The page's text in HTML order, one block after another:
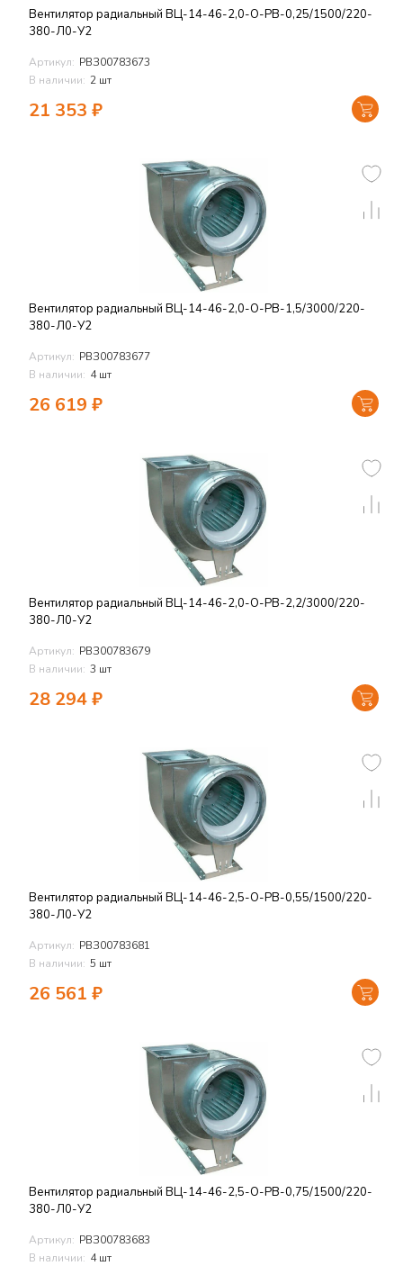
Вентилятор радиальный ВЦ-14-46-2,0-О-РВ-0,25/1500/220-
380-Л0-У2
Артикул: РВЗ00783673
В наличии: 2 шт
21 353 ₽
Вентилятор радиальный ВЦ-14-46-2,0-О-РВ-1,5/3000/220-
380-Л0-У2
Артикул: РВЗ00783677
В наличии: 4 шт
26 619 ₽
Вентилятор радиальный ВЦ-14-46-2,0-О-РВ-2,2/3000/220-
380-Л0-У2
Артикул: РВЗ00783679
В наличии: 3 шт
28 294₽
Вентилятор радиальный ВЦ-14-46-2,5-О-РВ-0,55/1500/220-
380-Л0-У2
Артикул: РВЗ00783681
В наличии: 5 шт
26 561 ₽
Вентилятор радиальный ВЦ-14-46-2,5-О-РВ-0,75/1500/220-
380-Л0-У2
Артикул: РВЗ00783683
В наличии: 4 шт